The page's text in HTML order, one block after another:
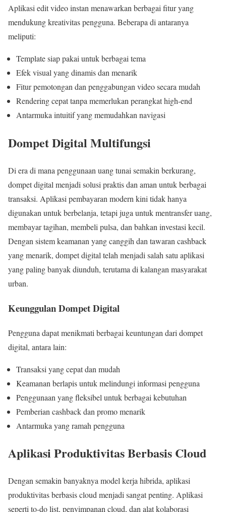
Aplikasi edit video instan menawarkan berbagai fitur yang
mendukung kreativitas pengguna. Beberapa di antaranya
meliputi:
Template siap pakai untuk berbagai tema
Efek visual yang dinamis dan menarik
Fitur pemotongan dan penggabungan video secara mudah
Rendering cepat tanpa memerlukan perangkat high-end
Antarmuka intuitif yang memudahkan navigasi
Dompet Digital Multifungsi
Di era di mana penggunaan uang tunai semakin berkurang,
dompet digital menjadi solusi praktis dan aman untuk berbagai
transaksi. Aplikasi pembayaran modern kini tidak hanya
digunakan untuk berbelanja, tetapi juga untuk mentransfer uang,
membayar tagihan, membeli pulsa, dan bahkan investasi kecil.
Dengan sistem keamanan yang canggih dan tawaran cashback
yang menarik, dompet digital telah menjadi salah satu aplikasi
yang paling banyak diunduh, terutama di kalangan masyarakat
urban.
Keunggulan Dompet Digital
Pengguna dapat menikmati berbagai keuntungan dari dompet
digital, antara lain:
Transaksi yang cepat dan mudah
Keamanan berlapis untuk melindungi informasi pengguna
Penggunaan yang fleksibel untuk berbagai kebutuhan
Pemberian cashback dan promo menarik
Antarmuka yang ramah pengguna
Aplikasi Produktivitas Berbasis Cloud
Dengan semakin banyaknya model kerja hibrida, aplikasi
produktivitas berbasis cloud menjadi sangat penting. Aplikasi
seperti to-do list, penyimpanan cloud, dan alat kolaborasi